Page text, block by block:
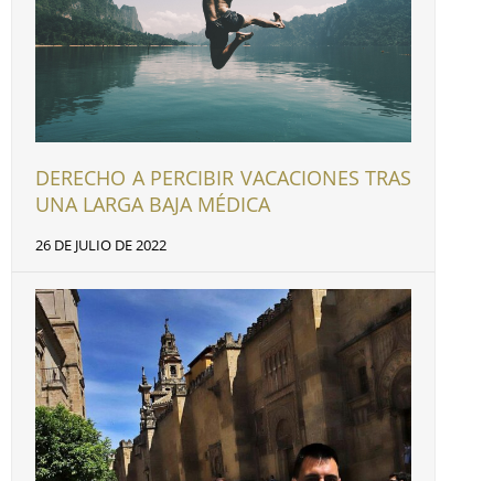
DERECHO A PERCIBIR VACACIONES TRAS
UNA LARGA BAJA MÉDICA
26 DE JULIO DE 2022